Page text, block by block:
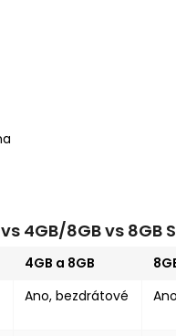
4GB/8GB vs
4GB a 8GB
Ano, bezdrátové